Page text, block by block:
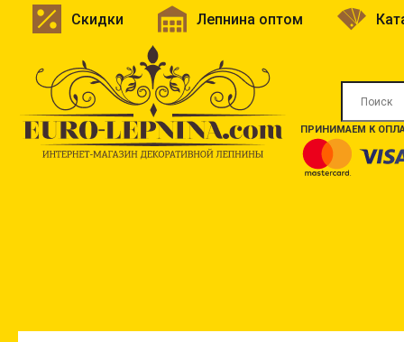
Скидки Лепнина оптом
ПРИНИМАЕМ К